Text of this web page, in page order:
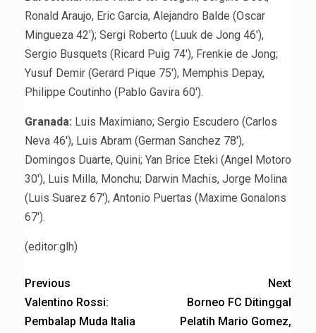
Ronald Araujo, Eric Garcia, Alejandro Balde (Oscar
Mingueza 42′); Sergi Roberto (Luuk de Jong 46′),
Sergio Busquets (Ricard Puig 74′), Frenkie de Jong;
Yusuf Demir (Gerard Pique 75′), Memphis Depay,
Philippe Coutinho (Pablo Gavira 60′).
Granada: Luis Maximiano; Sergio Escudero (Carlos
Neva 46′), Luis Abram (German Sanchez 78′),
Domingos Duarte, Quini; Yan Brice Eteki (Angel Motoro
30′), Luis Milla, Monchu; Darwin Machis, Jorge Molina
(Luis Suarez 67′), Antonio Puertas (Maxime Gonalons
67′).
(editor:glh)
Previous
Valentino Rossi:
Pembalap Muda Italia
Next
Borneo FC Ditinggal
Pelatih Mario Gomez,